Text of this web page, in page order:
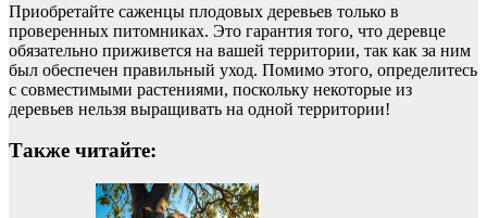
Приобретайте саженцы плодовых деревьев только в
проверенных питомниках. Это гарантия того, что деревце
обязательно приживется на вашей территории, так как за ним
был обеспечен правильный уход. Помимо этого, определитесь
с совместимыми растениями, поскольку некоторые из
деревьев нельзя выращивать на одной территории!
Также читайте: